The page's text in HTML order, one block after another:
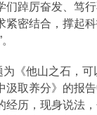
们踔厉奋发、笃
紧密结合，撑起
《他山之石，可
汲取养分》的报
经历，现身说法